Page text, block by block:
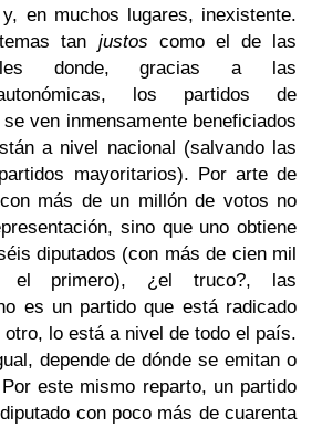
en muchos lugares, inexistente.
tan justos como el de las
donde, gracias a las
los partidos de
ven inmensamente beneficiados
a nivel nacional (salvando las
mayoritarios). Por arte de
más de un millón de votos no
sino que uno obtiene
diputados (con más de cien mil
el primero), ¿el truco?, las
es un partido que está radicado
lo está a nivel de todo el país.
depende de dónde se emitan o
este mismo reparto, un partido
con poco más de cuarenta